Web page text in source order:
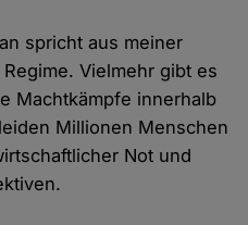
spricht aus meiner
Vielmehr gibt es
Machtkämpfe innerhalb
Millionen Menschen
Not und